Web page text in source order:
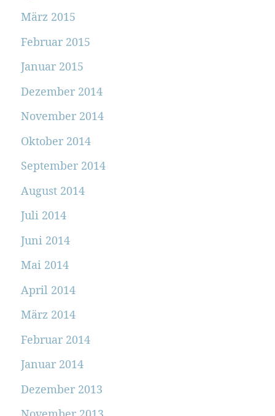
März 2015
Februar 2015
Januar 2015
Dezember 2014
November 2014
Oktober 2014
September 2014
August 2014
Juli 2014
Juni 2014
Mai 2014
April 2014
März 2014
Februar 2014
Januar 2014
Dezember 2013